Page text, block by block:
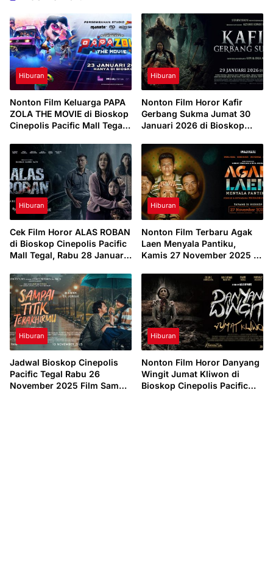
Hiburan
Nonton Film Keluarga PAPA
ZOLA THE MOVIE di Bioskop
Cinepolis Pacific Mall Tegal,
Hiburan
Nonton Film Horor Kafir
Gerbang Sukma Jumat 30
Januari 2026 di Bioskop
Hiburan
Cek Film Horor ALAS ROBAN
di Bioskop Cinepolis Pacific
Mall Tegal, Rabu 28 Januari
Hiburan
Nonton Film Terbaru Agak
Laen Menyala Pantiku,
Kamis 27 November 2025 di
Tegal
Hiburan
Jadwal Bioskop Cinepolis
Pacific Tegal Rabu 26
November 2025 Film Sampai
Hiburan
Nonton Film Horor Danyang
Wingit Jumat Kliwon di
Bioskop Cinepolis Pacific